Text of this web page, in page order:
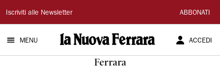
La
Nuova
Ferrara
Iscriviti alle Newsletter ABBONATI
MENU ACCEDI
Ferrara